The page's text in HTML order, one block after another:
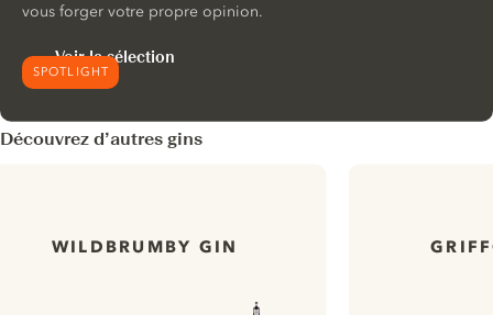
SPOTLIGHT
vous forger votre propre opinion.
Voir la sélection
Découvrez d’autres gins
WILDBRUMBY GIN